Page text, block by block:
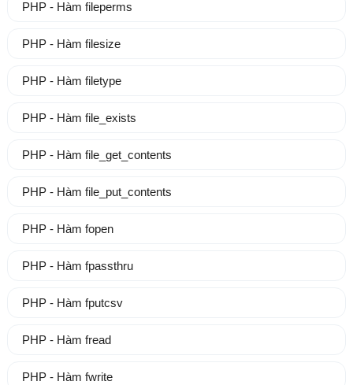
PHP - Hàm fileperms
PHP - Hàm filesize
PHP - Hàm filetype
PHP - Hàm file_exists
PHP - Hàm file_get_contents
PHP - Hàm file_put_contents
PHP - Hàm fopen
PHP - Hàm fpassthru
PHP - Hàm fputcsv
PHP - Hàm fread
PHP - Hàm fwrite